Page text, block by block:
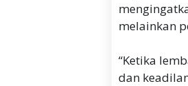
melainkan
“Ketika
dan